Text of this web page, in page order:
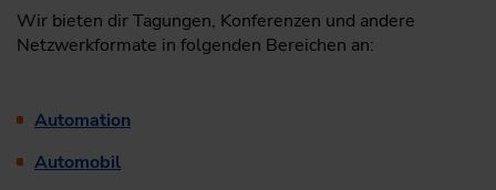
Wir bieten dir Tagungen, Konferenzen und andere
Netzwerkformate in folgenden Bereichen an:
Automation
Automobil